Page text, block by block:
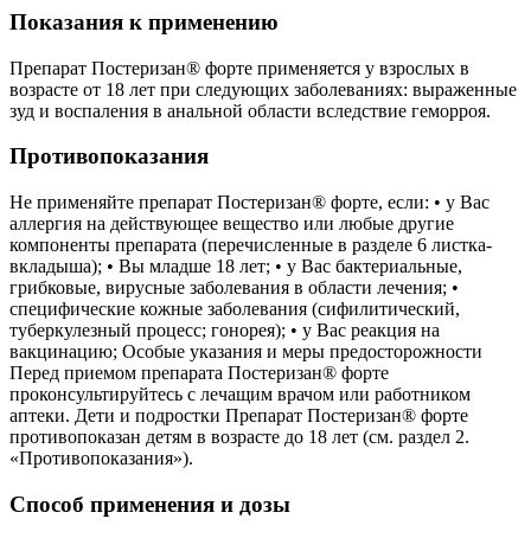
Показания к применению
Препарат Постеризан® форте применяется у взрослых в
возрасте от 18 лет при следующих заболеваниях: выраженные
зуд и воспаления в анальной области вследствие геморроя.
Противопоказания
Не применяйте препарат Постеризан® форте, если: • у Вас
аллергия на действующее вещество или любые другие
компоненты препарата (перечисленные в разделе 6 листка-
вкладыша); • Вы младше 18 лет; • у Вас бактериальные,
грибковые, вирусные заболевания в области лечения; •
специфические кожные заболевания (сифилитический,
туберкулезный процесс; гонорея); • у Вас реакция на
вакцинацию; Особые указания и меры предосторожности
Перед приемом препарата Постеризан® форте
проконсультируйтесь с лечащим врачом или работником
аптеки. Дети и подростки Препарат Постеризан® форте
противопоказан детям в возрасте до 18 лет (см. раздел 2.
«Противопоказания»).
Способ применения и дозы